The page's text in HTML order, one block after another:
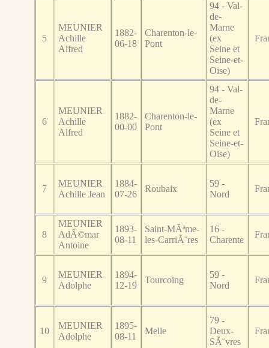
5
MEUNIER
Achille
Alfred
1882-
06-18
Charenton-le-
Pont
94 - Val-
de-
Marne
(ex
Seine et
Seine-et-
Oise)
6
MEUNIER
Achille
Alfred
1882-
00-00
Charenton-le-
Pont
94 - Val-
de-
Marne
(ex
Seine et
Seine-et-
Oise)
7
MEUNIER
Achille Jean
1884-
07-26
Roubaix
59 -
Nord
8
MEUNIER
AdÃ©mar
Antoine
1893-
08-11
Saint-MÃªme-
les-CarriÃ¨res
16 -
Charente
9
MEUNIER
Adolphe
1894-
12-19
Tourcoing
59 -
Nord
10
MEUNIER
Adolphe
1895-
08-11
Melle
79 -
Deux-
SÃ¨vres